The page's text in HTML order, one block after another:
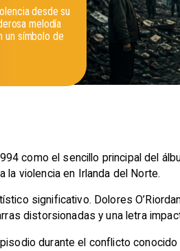
desde su
melodía
un símbolo de
como el sencillo principal del
la violencia en Irlanda del Norte.
significativo. Dolores
distorsionadas y una letra
durante el conflicto